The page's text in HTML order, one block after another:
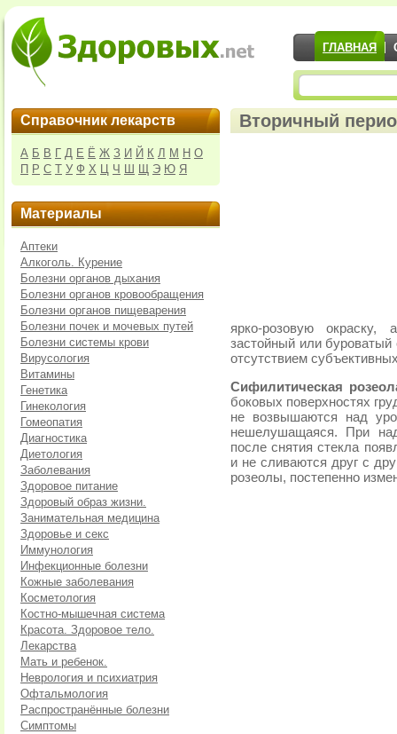
ГЛАВНАЯ
Справочник лекарств
А Б В Г Д Е Ё Ж З И Й К Л М Н О
П Р С Т У Ф Х Ц Ч Ш Щ Э Ю Я
Материалы
Аптеки
Алкоголь. Курение
Болезни органов дыхания
Болезни органов кровообращения
Болезни органов пищеварения
Болезни почек и мочевых путей
Болезни системы крови
Вирусология
Витамины
Генетика
Гинекология
Гомеопатия
Диагностика
Диетология
Заболевания
Здоровое питание
Здоровый образ жизни.
Занимательная медицина
Здоровье и секс
Иммунология
Инфекционные болезни
Кожные заболевания
Косметология
Костно-мышечная система
Красота. Здоровое тело.
Лекарства
Мать и ребенок.
Неврология и психиатрия
Офтальмология
Распространённые болезни
Симптомы
Вторичный
ярко-розовую
застойный или буроватый
отсутствием
Сифилитическая
боковых поверхностях
не возвышаются над
нешелушащаяся. При
после снятия стекла
и не сливаются друг с
розеолы, постепенно